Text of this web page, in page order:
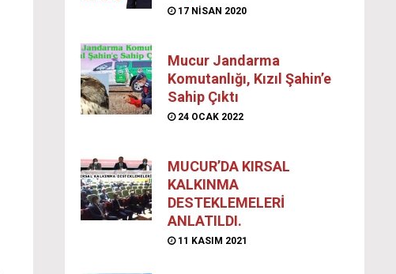
17 NISAN 2020
Mucur Jandarma
Komutanlığı, Kızıl Şahin’e
Sahip Çıktı
24 OCAK 2022
MUCUR’DA KIRSAL
KALKINMA
DESTEKLEMELERİ
ANLATILDI.
11 KASIM 2021